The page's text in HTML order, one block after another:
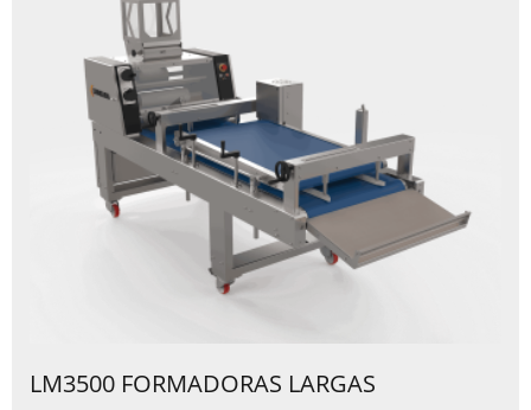
LM3500 FORMADORAS LARGAS